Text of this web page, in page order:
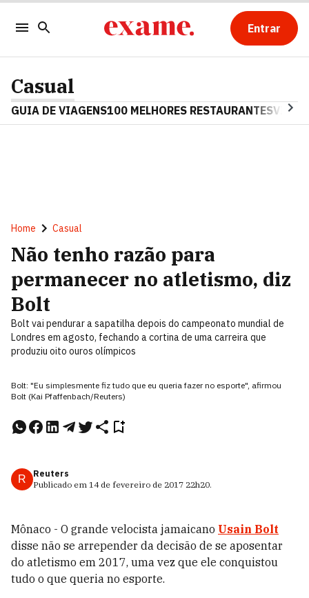
Entrar
Casual
GUIA DE VIAGENS100 MELHORES RESTAURANTES
Home Casual
Não tenho razão para
permanecer no atletismo, diz
Bolt
Bolt vai pendurar a sapatilha depois do campeonato mundial de
Londres em agosto, fechando a cortina de uma carreira que
produziu oito ouros olímpicos
Bolt: "Eu simplesmente fiz tudo que eu queria fazer no esporte", afirmou
Bolt (Kai Pfaffenbach/Reuters)
R
Reuters
Publicado em 14 de fevereiro de 2017 22h20.
Mônaco - O grande velocista jamaicano Usain Bolt
disse não se arrepender da decisão de se aposentar
do atletismo em 2017, uma vez que ele conquistou
tudo o que queria no esporte.